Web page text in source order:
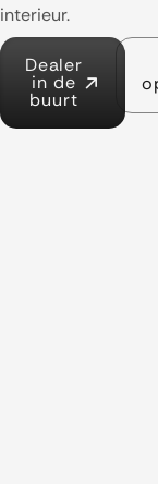
interieur.
Dealer
in de
buurt